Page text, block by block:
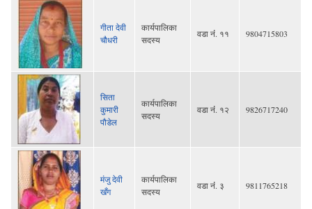
गीता देवी
चौधरी
कार्यपालिका
सदस्य
वडा नंं. ११ 9804715803
सिता
कुमारी
पौडेल
कार्यपालिका
सदस्य
वडा नंं. १२ 9826717240
मंजु देवी
खँग
कार्यपालिका
सदस्य
वडा नंं. ३ 9811765218